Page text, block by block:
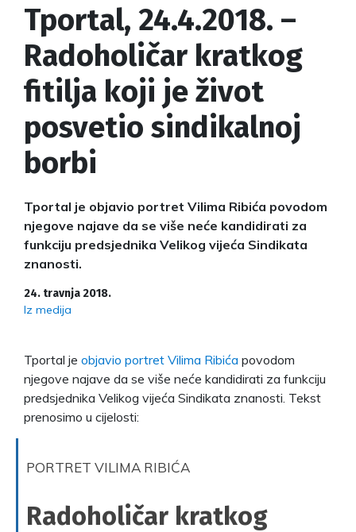
Tportal, 24.4.2018. –
Radoholičar kratkog
fitilja koji je život
posvetio sindikalnoj
borbi
Tportal je objavio portret Vilima Ribića povodom
njegove najave da se više neće kandidirati za
funkciju predsjednika Velikog vijeća Sindikata
znanosti.
24. travnja 2018.
Iz medija
Tportal je objavio portret Vilima Ribića povodom
njegove najave da se više neće kandidirati za funkciju
predsjednika Velikog vijeća Sindikata znanosti. Tekst
prenosimo u cijelosti:
PORTRET VILIMA RIBIĆA
Radoholičar kratkog